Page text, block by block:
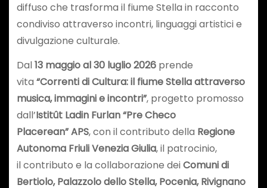
diffuso che trasforma il fiume Stella in racconto
condiviso attraverso incontri, linguaggi artistici e
divulgazione culturale.
Dal13 maggio al 30 luglio 2026prende
vita “Correnti di Cultura: il fiume Stella attraverso
musica, immagini e incontri”, progetto promosso
dall’Istitût Ladin Furlan “Pre Checo
Placerean”APS, con il contributo della Regione
Autonoma Friuli Venezia Giulia, il patrocinio,
il contributo e la collaborazione deiComuni di
Bertiolo, Palazzolo dello Stella, Pocenia, Rivignano